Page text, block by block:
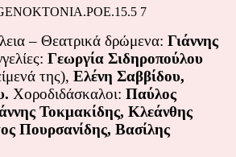
– Θεατρικά δρώμενα: Γιάννης
Γεωργία Σιδηροπούλου
της), Ελένη Σαββίδου,
Χοροδιδάσκαλοι: Παύλος
Τοκμακίδης, Κλεάνθης
Πουρσανίδης, Βασίλης